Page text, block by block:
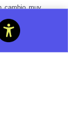
cambio muy
Universidad
Lucía Paz,
“a partir de
tareas
y